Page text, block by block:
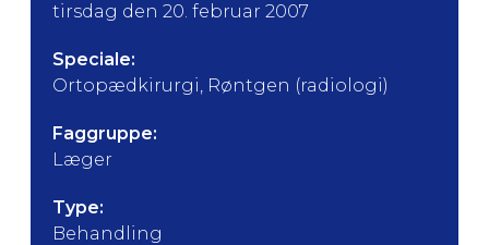
tirsdag den 20. februar 2007
Speciale:
Ortopædkirurgi, Røntgen (radiologi)
Faggruppe:
Læger
Type:
Behandling